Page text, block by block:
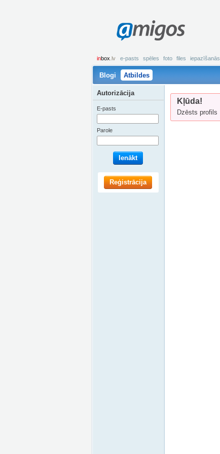
amigos
inbox .lv e-pasts spēles foto files iepazīšanās
Blogi Atbildes
Kļūda!
Dzēsts profils
Autorizācija
E-pasts
Parole
Ienākt
Reģistrācija